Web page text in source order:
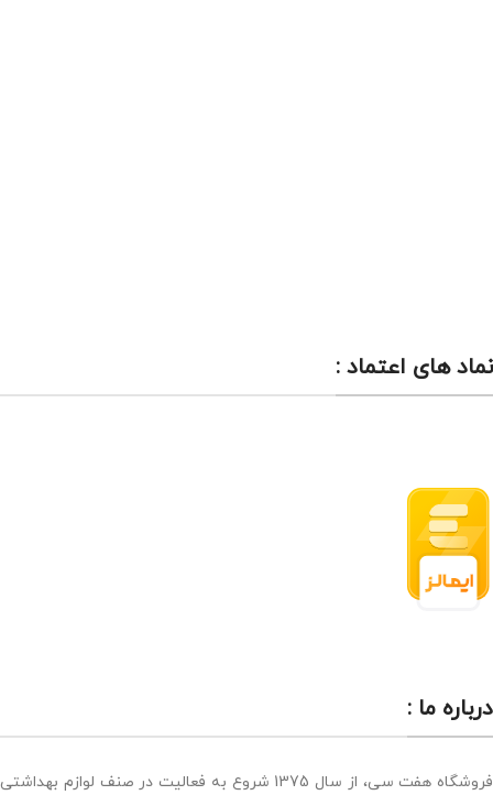
نماد های اعتماد :
درباره ما :
فروشگاه هفت سی، از سال 1375 شروع به فعالیت در صنف لوازم بهداشتی